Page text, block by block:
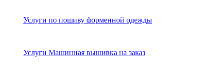
Услуги по пошиву форменной одежды
Услуги Машинная вышивка на заказ